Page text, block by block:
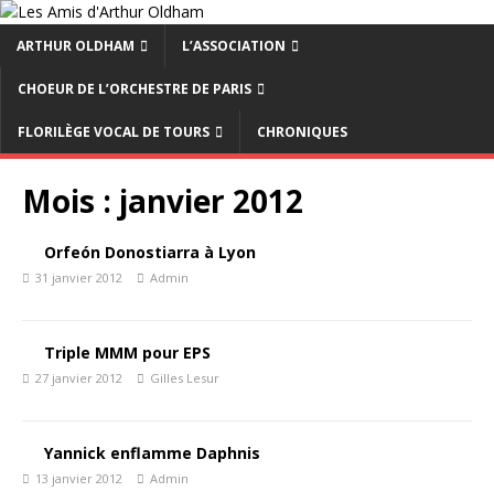
ARTHUR OLDHAM L’ASSOCIATION
CHOEUR DE L’ORCHESTRE DE PARIS
FLORILÈGE VOCAL DE TOURS CHRONIQUES
Mois : janvier 2012
Orfeón Donostiarra à Lyon
31 janvier 2012 Admin
Triple MMM pour EPS
27 janvier 2012 Gilles Lesur
Yannick enflamme Daphnis
13 janvier 2012 Admin